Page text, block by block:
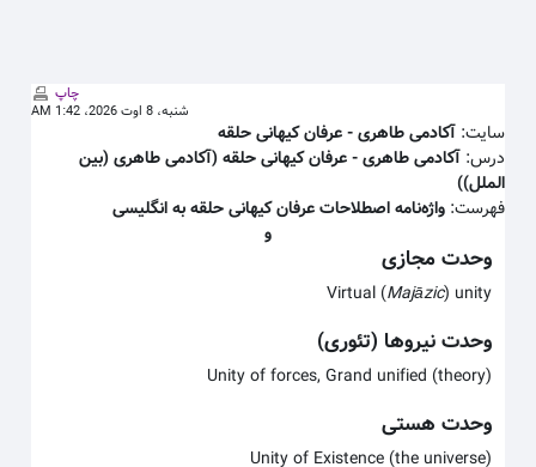
چاپ
شنبه، 8 اوت 2026، 1:42 AM
سایت:آکادمی طاهری - عرفان كيهانی حلقه
درس:آکادمی طاهری - عرفان كيهانی حلقه (آکادمی طاهری (بین
الملل))
فهرست:واژه‌نامه اصطلاحات عرفان کیهانی حلقه به انگلیسی
وحدت مجازی
Virtual (Majāzic) unity
وحدت نیروها (تئوری)
Unity of forces, Grand unified (theory)
وحدت هستی
Unity of Existence (the universe)